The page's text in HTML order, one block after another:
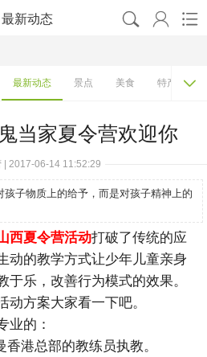
最新动态   
最新动态 景点 美食 特产 
当家夏令营欢迎你
| 2017-06-14 11:52:29
孩子物质上的给予，而是对孩子精神上的
西夏令营活动打破了传统的应
动的教学方式让少年儿童亲身
于乐，改善行为模式的效果。
动方案大家看一下吧。
业的：
港总部的教练员执教。